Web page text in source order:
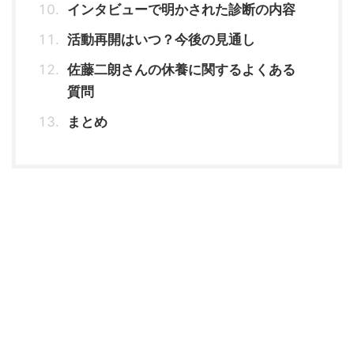
インタビューで明かされた診断の内容
活動再開はいつ？今後の見通し
佐藤二朗さんの休養に関するよくある
質問
まとめ